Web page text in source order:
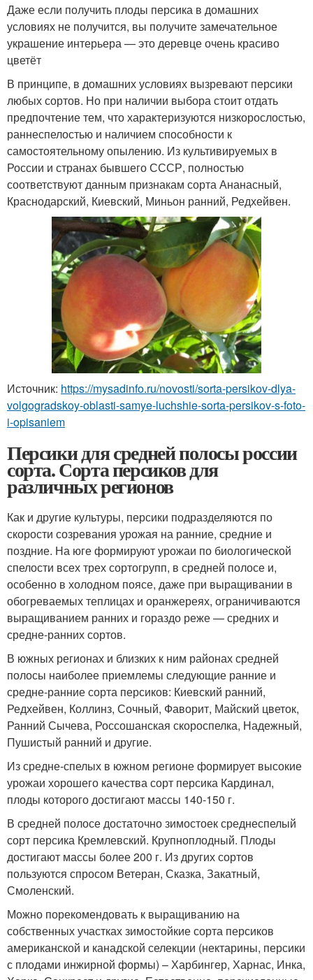
Даже если получить плоды персика в домашних
условиях не получится, вы получите замечательное
украшение интерьера — это деревце очень красиво
цветёт
В принципе, в домашних условиях вызревают персики
любых сортов. Но при наличии выбора стоит отдать
предпочтение тем, что характеризуются низкорослостью,
раннеспелостью и наличием способности к
самостоятельному опылению. Из культивируемых в
России и странах бывшего СССР, полностью
соответствуют данным признакам сорта Ананасный,
Краснодарский, Киевский, Миньон ранний, Редхейвен.
Источник: https://mysadinfo.ru/novosti/sorta-persikov-dlya-
volgogradskoy-oblasti-samye-luchshie-sorta-persikov-s-foto-
i-opisaniem
Персики для средней полосы россии
сорта. Сорта персиков для
различных регионов
Как и другие культуры, персики подразделяются по
скорости созревания урожая на ранние, средние и
поздние. На юге формируют урожаи по биологической
спелости всех трех сортогрупп, в средней полосе и,
особенно в холодном поясе, даже при выращивании в
обогреваемых теплицах и оранжереях, ограничиваются
выращиванием ранних и гораздо реже — средних и
средне-ранних сортов.
В южных регионах и близких к ним районах средней
полосы наиболее приемлемы следующие ранние и
средне-ранние сорта персиков: Киевский ранний,
Редхейвен, Коллинз, Сочный, Фаворит, Майский цветок,
Ранний Сычева, Россошанская скороспелка, Надежный,
Пушистый ранний и другие.
Из средне-спелых в южном регионе формирует высокие
урожаи хорошего качества сорт персика Кардинал,
плоды которого достигают массы 140-150 г.
В средней полосе достаточно зимостоек среднеспелый
сорт персика Кремлевский. Крупноплодный. Плоды
достигают массы более 200 г. Из других сортов
пользуются спросом Ветеран, Сказка, Закатный,
Смоленский.
Можно порекомендовать к выращиванию на
собственных участках зимостойкие сорта персиков
американской и канадской селекции (нектарины, персики
с плодами инжирной формы) – Харбингер, Харнас, Инка,